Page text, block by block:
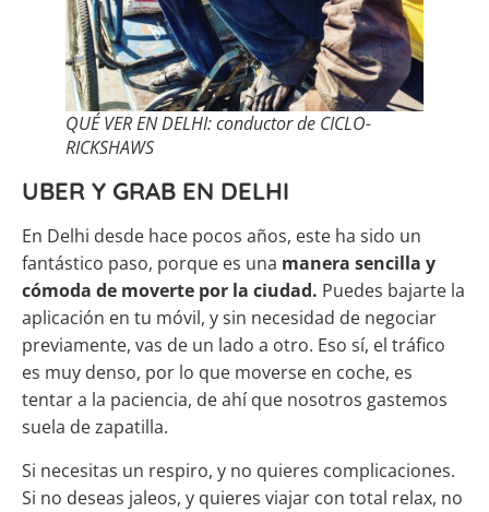
QUÉ VER EN DELHI: conductor de CICLO-
RICKSHAWS
UBER Y GRAB EN DELHI
En Delhi desde hace pocos años, este ha sido un
fantástico paso, porque es una manera sencilla y
cómoda de moverte por la ciudad. Puedes bajarte la
aplicación en tu móvil, y sin necesidad de negociar
previamente, vas de un lado a otro. Eso sí, el tráfico
es muy denso, por lo que moverse en coche, es
tentar a la paciencia, de ahí que nosotros gastemos
suela de zapatilla.
Si necesitas un respiro, y no quieres complicaciones.
Si no deseas jaleos, y quieres viajar con total relax, no